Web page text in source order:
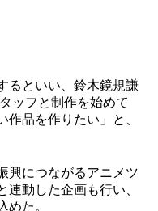
るといい、鈴木鏡規謙
ッフと制作を始めて
品を作りたい」と、
興につながるアニメツ
動した企画も行い、
めた。